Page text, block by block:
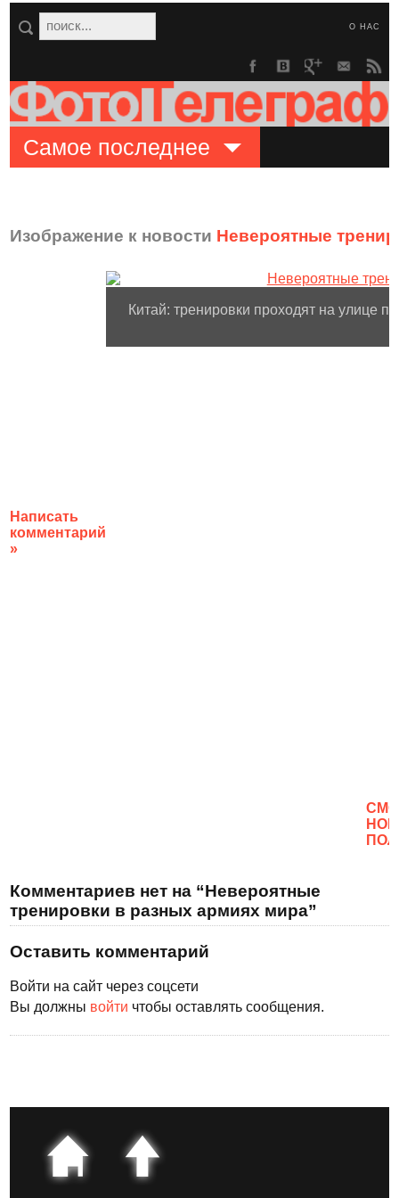
О НАС
Самое последнее
Изображение к новости Невероятные
Написать
комментарий
»
Китай: тренировки проходят на улице
Комментариев нет на “Невероятные
тренировки в разных армиях мира”
Оставить комментарий
Войти на сайт через соцсети
Вы должны войти чтобы оставлять сообщения.